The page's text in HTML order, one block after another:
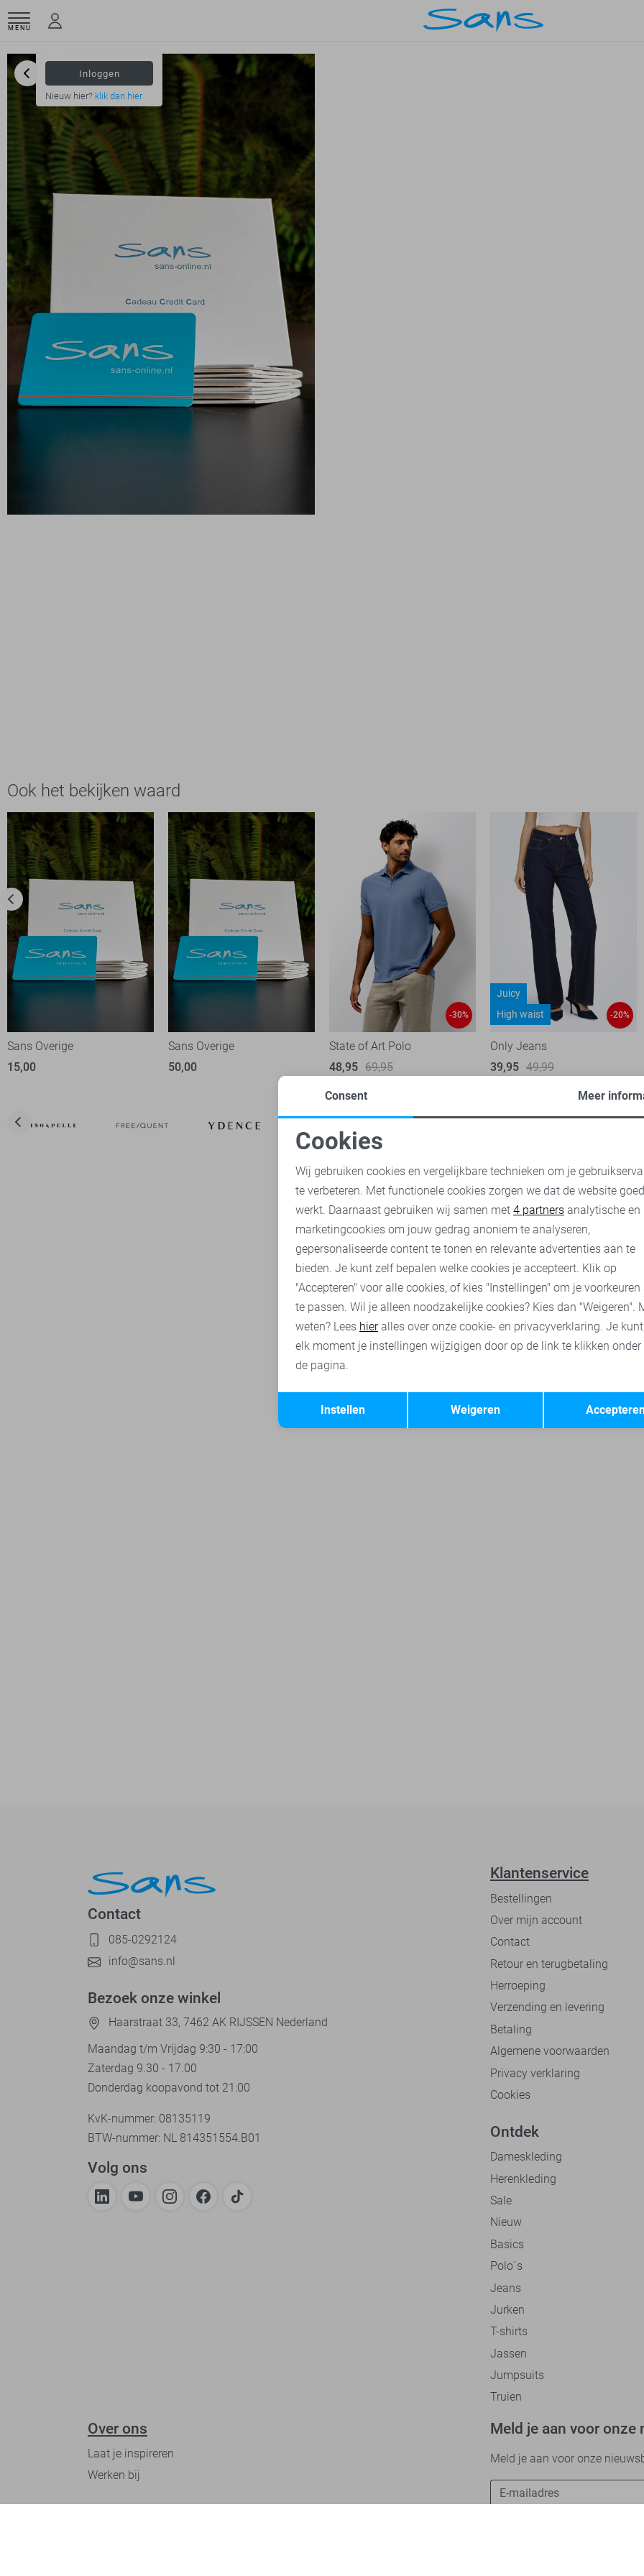
MENU
Inloggen
Nieuw hier? klik dan hier
Ook het bekijken waard
Sans Overige
15,00
Sans Overige
50,00
-30%
State of Art Polo
48,95 69,95
Juicy
High waist
-20%
Only Jeans
39,95 49,99
Contact
085-0292124
info@sans.nl
Bezoek onze winkel
Haarstraat 33, 7462 AK RIJSSEN Nederland
Maandag t/m Vrijdag 9:30 - 17:00
Zaterdag 9.30 - 17.00
Donderdag koopavond tot 21:00
KvK-nummer: 08135119
BTW-nummer: NL 814351554.B01
Volg ons
Klantenservice
Bestellingen
Over mijn account
Contact
Retour en terugbetaling
Herroeping
Verzending en levering
Betaling
Algemene voorwaarden
Privacy verklaring
Cookies
Ontdek
Dameskleding
Herenkleding
Sale
Nieuw
Basics
Polo`s
Jeans
Jurken
T-shirts
Jassen
Jumpsuits
Truien
Over ons
Laat je inspireren
Werken bij
Meld je aan voor onze
Meld je aan voor onze
Noodzakelijke cookies
Analytische cookies Marketing cookies
Terug Opslaan
Consent Meer
Cookies
Wij gebruiken cookies en vergelijkbare technieken om je
te verbeteren. Met functionele cookies zorgen we dat de website goed
werkt. Daarnaast gebruiken wij samen met 4 partners analytische en
marketingcookies om jouw gedrag anoniem te analyseren,
gepersonaliseerde content te tonen en relevante advertenties aan te
bieden. Je kunt zelf bepalen welke cookies je accepteert. Klik op
"Accepteren" voor alle cookies, of kies "Instellingen" om je voorkeuren
te passen. Wil je alleen noodzakelijke cookies? Kies dan "Weigeren".
weten? Lees hieralles over onze cookie- en privacyverklaring. Je
elk moment je instellingen wijzigigen door op de link te klikken onder
de pagina.
Weigeren
Instellen